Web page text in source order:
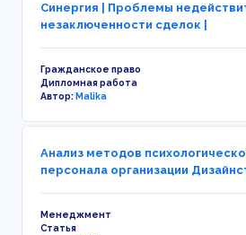
Синергия | Проблемы
незаключенности сделок |
Гражданское право
Дипломная работа
Автор:Malika
Анализ методов
персонала организации
Менеджмент
Статья